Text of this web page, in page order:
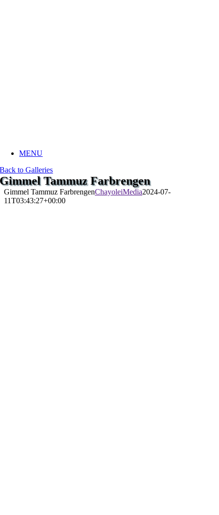
MENU
Back to Galleries
Gimmel Tammuz Farbrengen
Gimmel Tammuz FarbrengenChayoleiMedia2024-07-
11T03:43:27+00:00